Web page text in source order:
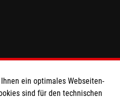
e.V.
ein optimales Webseiten-
sind für den technischen